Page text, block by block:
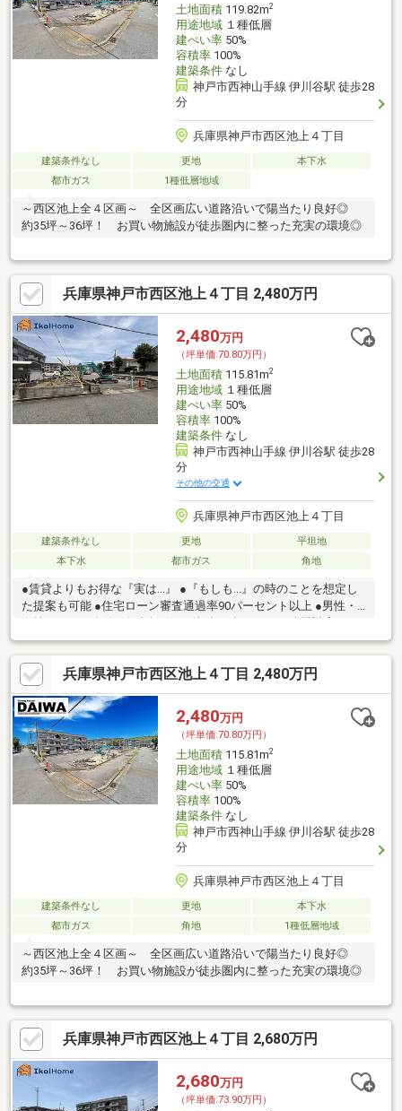
土地面積119.82m2
用途地域１種低層
建ぺい率50%
容積率100%
建築条件なし
神戸市西神山手線 伊川谷駅 徒歩28
分
兵庫県神戸市西区池上４丁目
建築条件なし 更地
本下水
都市ガス
1種低層地域
～西区池上全４区画～ 全区画広い道路沿いで陽当たり良好◎
約35坪～36坪！ お買い物施設が徒歩圏内に整った充実の環境◎
兵庫県神戸市西区池上４丁目 2,480万円
2,480万円
（坪単価:70.80万円）
土地面積115.81m2
用途地域１種低層
建ぺい率50%
容積率100%
建築条件なし
神戸市西神山手線 伊川谷駅 徒歩28
分
その他の交通
兵庫県神戸市西区池上４丁目
建築条件なし 更地
平坦地
本下水
都市ガス 角地
●賃貸よりもお得な『実は...』 ●『もしも...』の時のことを想定し
た提案も可能 ●住宅ローン審査通過率90パーセント以上 ●男性・
兵庫県神戸市西区池上４丁目 2,480万円
2,480万円
（坪単価:70.80万円）
土地面積115.81m2
用途地域１種低層
建ぺい率50%
容積率100%
建築条件なし
神戸市西神山手線 伊川谷駅 徒歩28
分
兵庫県神戸市西区池上４丁目
建築条件なし 更地
本下水
都市ガス
角地 1種低層地域
～西区池上全４区画～ 全区画広い道路沿いで陽当たり良好◎
約35坪～36坪！ お買い物施設が徒歩圏内に整った充実の環境◎
兵庫県神戸市西区池上４丁目 2,680万円
2,680万円
（坪単価:73.90万円）